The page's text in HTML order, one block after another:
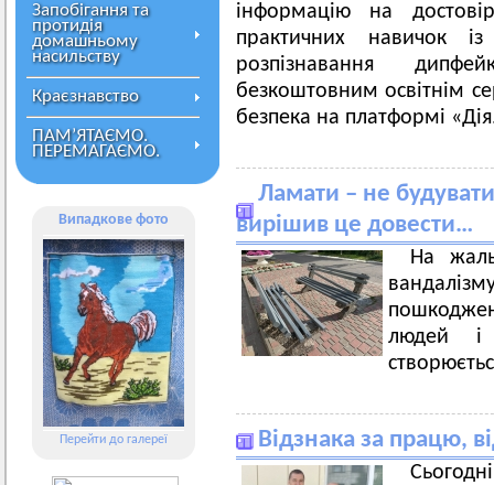
Запобігання та
протидія
домашньому
насильству
Краєзнавство
ПАМ’ЯТАЄМО.
ПЕРЕМАГАЄМО.
Випадкове фото
Перейти до галереї
інформацію на
практичних навичок із
розпізнавання
безкоштовним освітнім
безпека на платформі
Ламати – не
вирішив це довести…
На
людей і
Відзнака за працю,